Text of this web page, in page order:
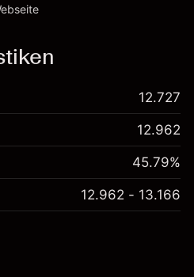
12.727
12.962
45.79%
12.962 - 13.166